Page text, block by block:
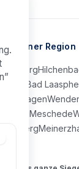
Deiner Region
Bad Laasphe
Drolshagen
Meschede